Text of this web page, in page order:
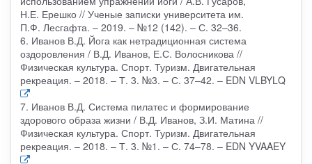
Н.Е. Ерешко // Ученые записки университета им.
П.Ф. Лесгафта. – 2019. – №12 (142). – С. 32–36.
6. Иванов В.Д. Йога как нетрадиционная система
оздоровления / В.Д. Иванов, Е.С. Волосникова //
Физическая культура. Спорт. Туризм. Двигательная
рекреация. – 2018. – Т. 3. №3. – С. 37–42. – EDN VLBYLQ
7. Иванов В.Д. Система пилатес и формирование
здорового образа жизни / В.Д. Иванов, З.И. Матина //
Физическая культура. Спорт. Туризм. Двигательная
рекреация. – 2018. – Т. 3. №1. – С. 74–78. – EDN YVAAEY